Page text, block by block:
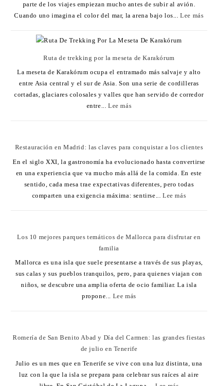
parte de los viajes empiezan mucho antes de subir al avión.
Cuando uno imagina el color del mar, la arena bajo los...Lee más
Ruta de trekking por la meseta de Karakórum
La meseta de Karakórum ocupa el entramado más salvaje y alto
entre Asia central y el sur de Asia. Son una serie de cordilleras
cortadas, glaciares colosales y valles que han servido de corredor
entre...Lee más
Restauración en Madrid: las claves para conquistar a los clientes
En el siglo XXI, la gastronomía ha evolucionado hasta convertirse
en una experiencia que va mucho más allá de la comida. En este
sentido, cada mesa trae expectativas diferentes, pero todas
comparten una exigencia máxima: sentirse...Lee más
Los 10 mejores parques temáticos de Mallorca para disfrutar en
familia
Mallorca es una isla que suele presentarse a través de sus playas,
sus calas y sus pueblos tranquilos, pero, para quienes viajan con
niños, se descubre una amplia oferta de ocio familiar. La isla
propone... Lee más
Romería de San Benito Abad y Día del Carmen: las grandes fiestas
de julio en Tenerife
Julio es un mes que en Tenerife se vive con una luz distinta, una
luz con la que la isla se prepara para celebrar sus raíces al aire